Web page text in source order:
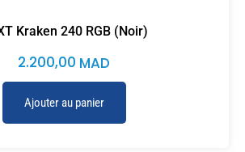
Kraken 240 RGB (Noir)
2.200,00 MAD
Ajouter au panier